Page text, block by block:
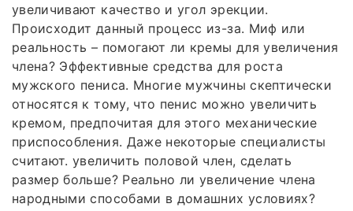
увеличивают качество и угол эрекции.
Происходит данный процесс из-за. Миф или
реальность – помогают ли кремы для увеличения
члена? Эффективные средства для роста
мужского пениса. Многие мужчины скептически
относятся к тому, что пенис можно увеличить
кремом, предпочитая для этого механические
приспособления. Даже некоторые специалисты
считают. увеличить половой член, сделать
размер больше? Реально ли увеличение члена
народными способами в домашних условиях?